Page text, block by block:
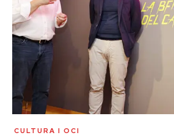
CULTURA I OCI